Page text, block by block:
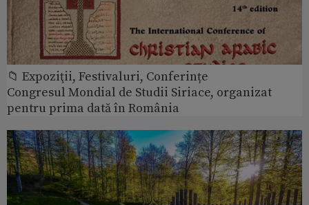
📁 Expoziţii, Festivaluri, Conferințe
Congresul Mondial de Studii Siriace, organizat
pentru prima dată în România